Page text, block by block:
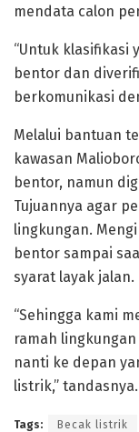
mendata calon
“Untuk klasifikasi
bentor dan
berkomunikasi
Melalui bantuan
kawasan
bentor, namun
Tujuannya agar
lingkungan.
bentor sampai
syarat layak jalan.
“Sehingga kami
ramah
nanti ke depan
listrik,” tandasnya.
Tags: Becak listrik